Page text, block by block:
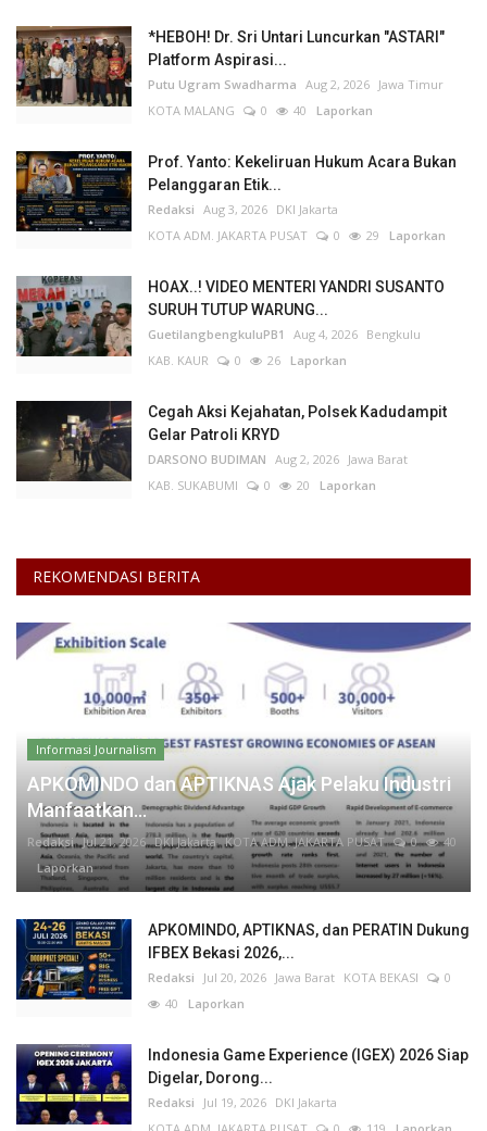
*HEBOH! Dr. Sri Untari Luncurkan "ASTARI"
Platform Aspirasi...
Putu Ugram Swadharma Aug 2, 2026 Jawa Timur
KOTA MALANG
0 40 Laporkan
Prof. Yanto: Kekeliruan Hukum Acara Bukan
Pelanggaran Etik...
Redaksi Aug 3, 2026 DKI Jakarta
KOTA ADM. JAKARTA PUSAT
0 29 Laporkan
HOAX..! VIDEO MENTERI YANDRI SUSANTO
SURUH TUTUP WARUNG...
GuetilangbengkuluPB1 Aug 4, 2026 Bengkulu
KAB. KAUR
0 26 Laporkan
Cegah Aksi Kejahatan, Polsek Kadudampit
Gelar Patroli KRYD
DARSONO BUDIMAN Aug 2, 2026 Jawa Barat
KAB. SUKABUMI
0 20 Laporkan
REKOMENDASI BERITA
Informasi Journalism
APKOMINDO dan APTIKNAS Ajak Pelaku Industri
Manfaatkan...
Redaksi Jul 21, 2026 DKI Jakarta KOTA ADM. JAKARTA PUSAT 0
40
Laporkan
APKOMINDO, APTIKNAS, dan PERATIN Dukung
IFBEX Bekasi 2026,...
Redaksi Jul 20, 2026 Jawa Barat KOTA BEKASI
0
40 Laporkan
Indonesia Game Experience (IGEX) 2026 Siap
Digelar, Dorong...
Redaksi Jul 19, 2026 DKI Jakarta